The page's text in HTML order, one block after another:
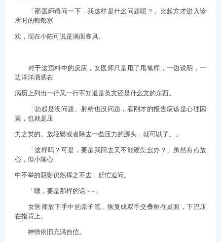
「那医师请问一下，我这样是什幺问题呢？」比起方才进入诊
所时的郁郁寡
欢，现在小陈可说是满面春风。
对于这预料中的反应，女医师只是甩了甩笔桿，一边说明，一
边洋洋洒洒在
病历上列出一行又一行不知道是英文还是什幺文的东西。
「勃起是没问题、射精也没问题，看刚才的报告应该是心理因
素，也就是压
力之类的。放轻鬆或者除去一些压力的源头，就可以了。」
「这样吗？可是，要是我回去又不能硬怎幺办？」虽然有点放
心，但小陈心
中不举的阴影仍然挥之不去，赶忙追问。
「嗯，要是那样的话∼∼」
女医师放下手中的原子笔，恢复成双手交叠称在桌面，下巴压
在指背上。
神情依旧充满自信。